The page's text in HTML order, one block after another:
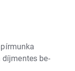
be-